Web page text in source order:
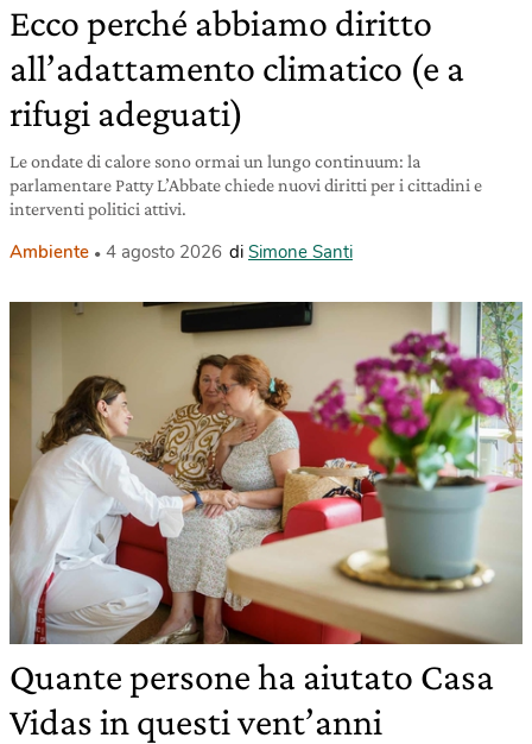
Ecco perché abbiamo diritto
all’adattamento climatico (e a
rifugi adeguati)
Le ondate di calore sono ormai un lungo continuum: la
parlamentare Patty L’Abbate chiede nuovi diritti per i cittadini e
interventi politici attivi.
Ambiente 4 agosto 2026 di Simone Santi
Quante persone ha aiutato Casa
Vidas in questi vent’anni